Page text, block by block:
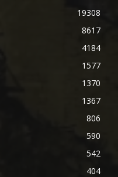
19308
8617
4184
1577
1370
1367
806
590
542
404